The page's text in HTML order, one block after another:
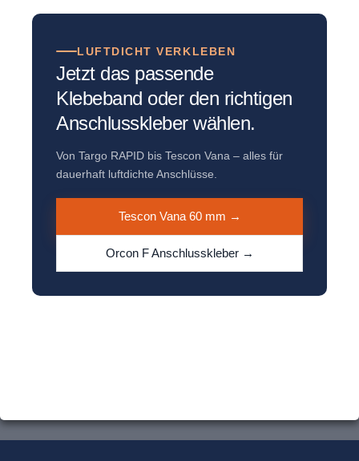
LUFTDICHT VERKLEBEN
Jetzt das passende
Klebeband oder den richtigen
Anschlusskleber wählen.
Von Targo RAPID bis Tescon Vana – alles für
dauerhaft luftdichte Anschlüsse.
Tescon Vana 60 mm →
Orcon F Anschlusskleber →